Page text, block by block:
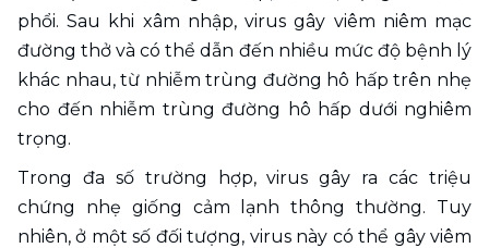
phổi. Sau khi xâm nhập, virus gây viêm niêm mạc
đường thở và có thể dẫn đến nhiều mức độ bệnh lý
khác nhau, từ nhiễm trùng đường hô hấp trên nhẹ
cho đến nhiễm trùng đường hô hấp dưới nghiêm
trọng.
Trong đa số trường hợp, virus gây ra các triệu
chứng nhẹ giống cảm lạnh thông thường. Tuy
nhiên, ở một số đối tượng, virus này có thể gây viêm